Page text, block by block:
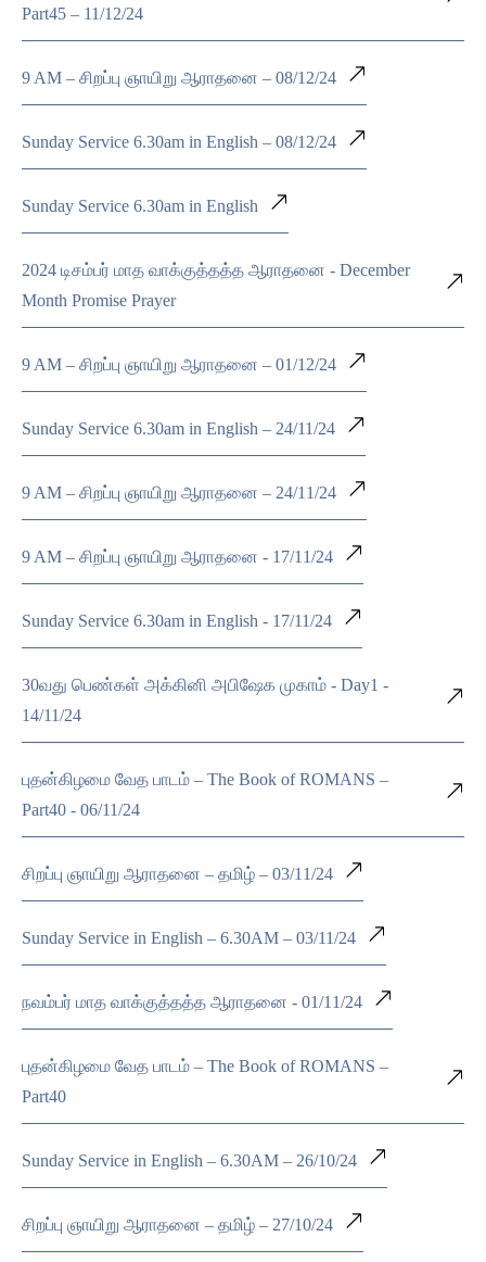
Part45 – 11/12/24
9 AM – சிறப்பு ஞாயிறு ஆராதனை – 08/12/24
Sunday Service 6.30am in English – 08/12/24
Sunday Service 6.30am in English
2024 டிசம்பர் மாத வாக்குத்தத்த ஆராதனை - December
Month Promise Prayer
9 AM – சிறப்பு ஞாயிறு ஆராதனை – 01/12/24
Sunday Service 6.30am in English – 24/11/24
9 AM – சிறப்பு ஞாயிறு ஆராதனை – 24/11/24
9 AM – சிறப்பு ஞாயிறு ஆராதனை - 17/11/24
Sunday Service 6.30am in English - 17/11/24
30வது பெண்கள் அக்கினி அபிஷேக முகாம் - Day1 -
14/11/24
புதன்கிழமை வேத பாடம் – The Book of ROMANS –
Part40 - 06/11/24
சிறப்பு ஞாயிறு ஆராதனை – தமிழ் – 03/11/24
Sunday Service in English – 6.30AM – 03/11/24
நவம்பர் மாத வாக்குத்தத்த ஆராதனை - 01/11/24
புதன்கிழமை வேத பாடம் – The Book of ROMANS –
Part40
Sunday Service in English – 6.30AM – 26/10/24
சிறப்பு ஞாயிறு ஆராதனை – தமிழ் – 27/10/24